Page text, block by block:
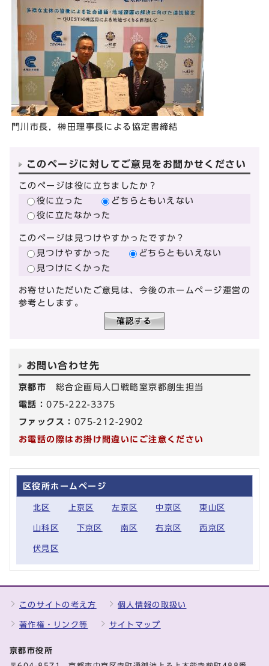
門川市長，榊󠄀田理事長による協定書締結
このページに対してご意見をお聞かせください
このページは役に立ちましたか？
役に立った
どちらともいえない
役に立たなかった
このページは見つけやすかったですか？
見つけやすかった
どちらともいえない
見つけにくかった
お寄せいただいたご意見は、今後のホームページ運営の
参考とします。
お問い合わせ先
京都市 総合企画局人口戦略室京都創生担当
電話：075-222-3375
ファックス： 075-212-2902
お電話の際はお掛け間違いにご注意ください
区役所ホームページ
北区 上京区 左京区 中京区 東山区
山科区 下京区 南区 右京区 西京区
伏見区
このサイトの考え方 個人情報の取扱い
著作権・リンク等 サイトマップ
京都市役所